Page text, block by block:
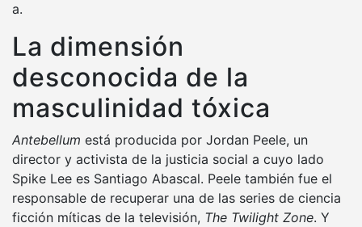
a.
La dimensión
desconocida de la
masculinidad tóxica
Antebellum está producida por Jordan Peele, un
director y activista de la justicia social a cuyo lado
Spike Lee es Santiago Abascal. Peele también fue el
responsable de recuperar una de las series de ciencia
ficción míticas de la televisión, The Twilight Zone. Y